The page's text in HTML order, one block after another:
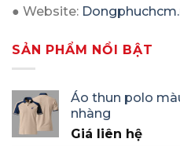
● Website:
SẢN PHẨM NỔI BẬT
Áo thun polo
nhàng
Giá liên hệ